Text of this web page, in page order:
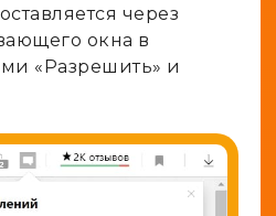
через
окна в
«Разрешить» и